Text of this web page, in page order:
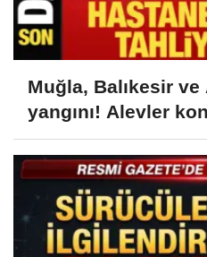
Muğla, Balıkesir
yangını! Alevler